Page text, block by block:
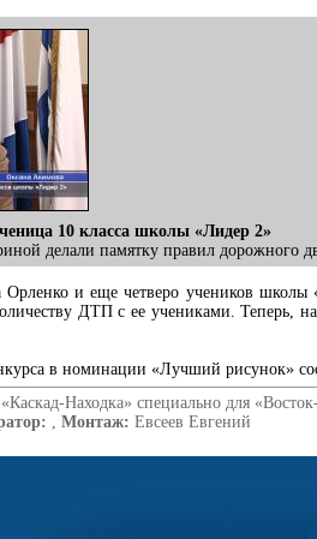
10 класса школы «Лидер 2»
делали памятку правил дорожного
и еще четверо учеников
ДТП с ее учениками. Теперь,
в номинации «Лучший рисунок»
Находка» специально для
, Монтаж: Евсеев Евгений